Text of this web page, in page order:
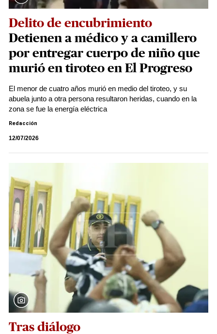
Delito de encubrimiento
Detienen a médico y a camillero
por entregar cuerpo de niño que
murió en tiroteo en El Progreso
El menor de cuatro años murió en medio del tiroteo, y su
abuela junto a otra persona resultaron heridas, cuando en la
zona se fue la energía eléctrica
Redacción
12/07/2026
Tras diálogo